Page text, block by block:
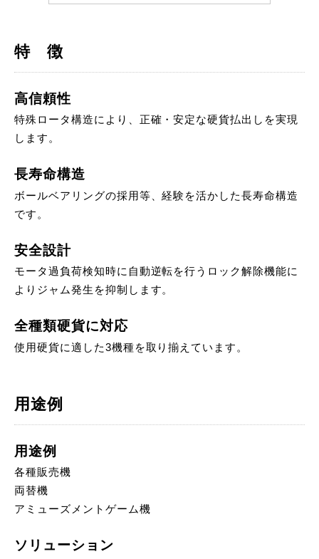
特 徴
高信頼性
特殊ロータ構造により、正確・安定な硬貨払出しを実現
します。
長寿命構造
ボールベアリングの採用等、経験を活かした長寿命構造
です。
安全設計
モータ過負荷検知時に自動逆転を行うロック解除機能に
よりジャム発生を抑制します。
全種類硬貨に対応
使用硬貨に適した3機種を取り揃えています。
用途例
用途例
各種販売機
両替機
アミューズメントゲーム機
ソリューション